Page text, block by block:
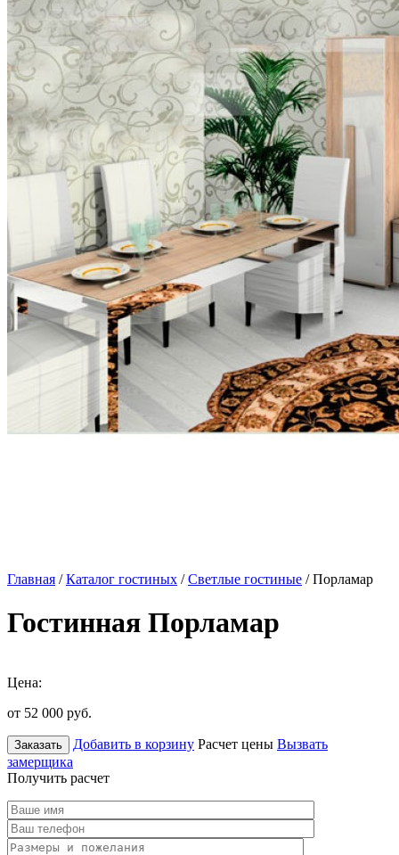
Главная /Каталог гостиных /Светлые гостиные / Порламар
Гостинная Порламар
Цена:
от 52 000 руб.
Заказать Добавить в корзину Расчет цены Вызвать
замерщика
Получить расчет